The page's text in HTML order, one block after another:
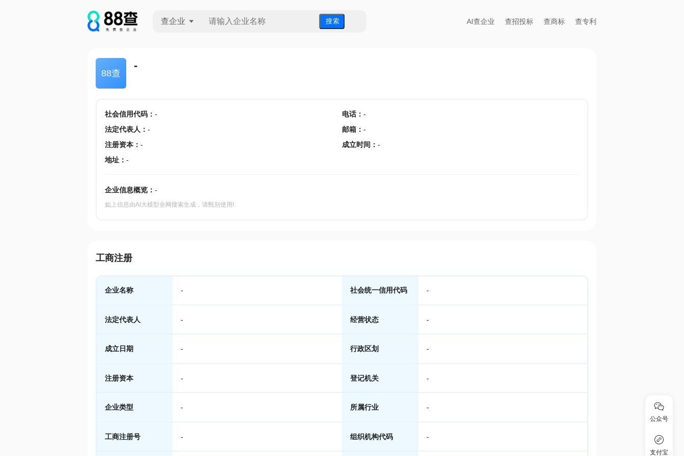
查企业 搜 索 AI查企业 查招投标 查商标 查专利
88查
-
社会信用代码： - 电话： -
法定代表人 ： - 邮箱 ： -
注册资本： - 成立时间 ： -
地址： -
企业信息概览： -
如上信息由AI大模型全网搜索生成，请甄别使用!
工商注册
企业名称 - 社会统一信用代码 -
法定代表人 - 经营状态 -
成立日期 - 行政区划 -
注册资本 - 登记机关 -
企业类型 - 所属行业 -
工商注册号 - 组织机构代码 -
公众号
支付宝